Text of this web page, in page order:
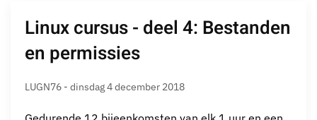
Linux cursus - deel 4: Bestanden
en permissies
LUGN76 - dinsdag 4 december 2018